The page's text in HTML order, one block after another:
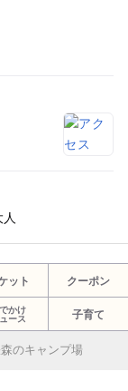
ット クーポン
かけ
ース
子育て
のキャンプ場